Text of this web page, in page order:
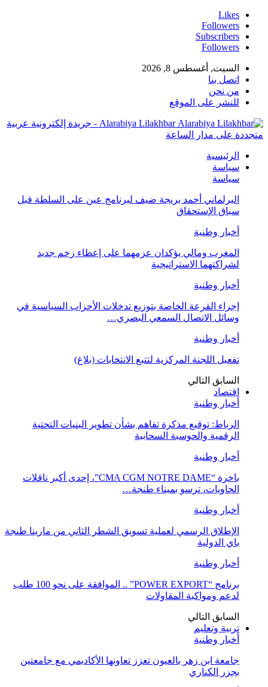
Likes
Followers
Subscribers
Followers
السبت, أغسطس 8, 2026
اتصل بنا
من نحن
للنشر على الموقع
Alarabiya Lilakhbar - جريدة إلكترونية عربية
متجددة على مدار الساعة
الرئيسية
سياسة
سياسة
البرلماني أحمد بريجة ضيف لبرنامج عين على السلطة قبل
سباق الإستحقاق
أخبار وطنية
المغرب ومالي يؤكدان عزمهما على إعطاء زخم جديد
لشراكتهما الاستراتيجية
أخبار وطنية
إجراء القرعة الخاصة بتوزيع تدخلات الأحزاب السياسية في
وسائل الاتصال السمعي البصري…
أخبار وطنية
تفعيل اللجنة المركزية لتتبع الانتخابات (بلاغ)
السابق التالي
اقتصاد
أخبار وطنية
الرباط: توقيع مذكرة تفاهم بشأن تطوير البنيات التحتية
الرقمية والحوسبة السحابية
أخبار وطنية
باخرة “CMA CGM NOTRE DAME”، إحدى أكبر ناقلات
الحاويات، ترسو بميناء طنجة…
أخبار وطنية
الإطلاق الرسمي لعملية تسويق الشطر الثاني من مارينا طنجة
باي الدولية
أخبار وطنية
برنامج “POWER EXPORT” .. الموافقة على نحو 100 طلب
لدعم ومواكبة المقاولات
السابق التالي
تربية وتعليم
أخبار وطنية
جامعة ابن زهر بالعيون تعزز تعاونها الأكاديمي مع جامعتين
بجزر الكناري